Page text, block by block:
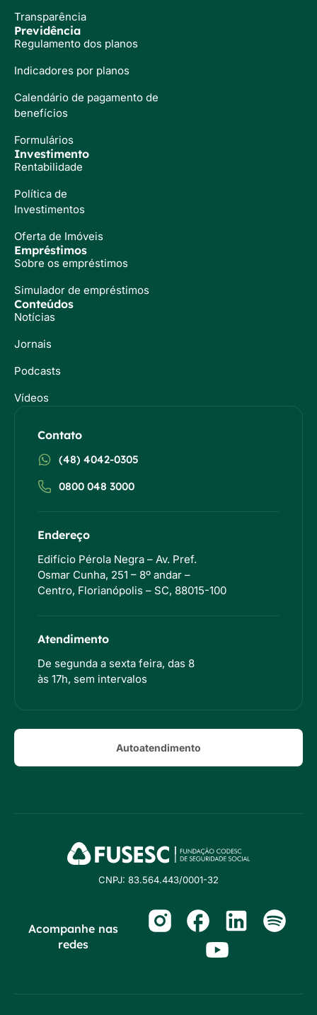
Transparência
Previdência
Regulamento dos planos
Indicadores por planos
Calendário de pagamento de
benefícios
Formulários
Investimento
Rentabilidade
Política de
Investimentos
Oferta de Imóveis
Empréstimos
Sobre os empréstimos
Simulador de empréstimos
Conteúdos
Notícias
Jornais
Podcasts
Vídeos
Contato
(48) 4042-0305
0800 048 3000
Endereço
Edifício Pérola Negra – Av. Pref.
Osmar Cunha, 251 – 8º andar –
Centro, Florianópolis – SC, 88015-100
Atendimento
De segunda a sexta feira, das 8
às 17h, sem intervalos
Autoatendimento
CNPJ: 83.564.443/0001-32
Acompanhe nas
redes